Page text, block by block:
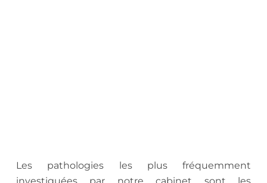
Les pathologies les plus fréquemment